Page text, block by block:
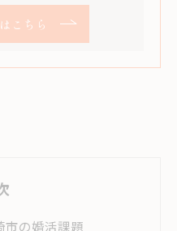
こちら
市の婚活課題